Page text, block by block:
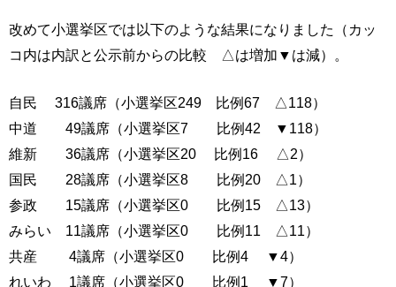
改めて小選挙区では以下のような結果になりました（カッ
コ内は内訳と公示前からの比較 △は増加▼は減）。
自民 316議席（小選挙区249 比例67 △118）
中道 49議席（小選挙区7 比例42 ▼118）
維新 36議席（小選挙区20 比例16 △2）
国民 28議席（小選挙区8 比例20 △1）
参政 15議席（小選挙区0 比例15 △13）
みらい 11議席（小選挙区0 比例11 △11）
共産 4議席（小選挙区0 比例4 ▼4）
れいわ 1議席（小選挙区0 比例1 ▼7）